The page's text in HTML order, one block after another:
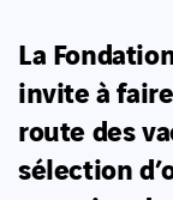
La
invite à
route des
sélection